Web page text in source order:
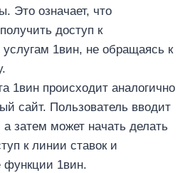
Это означает, что
доступ к
1вин, не обращаясь к
1вин происходит аналогично
сайт. Пользователь вводит
затем может начать делать
к линии ставок и
функции 1вин.